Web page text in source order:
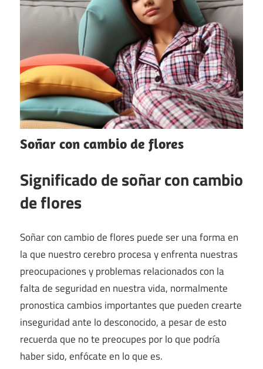
Soñar con cambio de flores
Significado de soñar con cambio
de flores
Soñar con cambio de flores puede ser una forma en
la que nuestro cerebro procesa y enfrenta nuestras
preocupaciones y problemas relacionados con la
falta de seguridad en nuestra vida, normalmente
pronostica cambios importantes que pueden crearte
inseguridad ante lo desconocido, a pesar de esto
recuerda que no te preocupes por lo que podría
haber sido, enfócate en lo que es.